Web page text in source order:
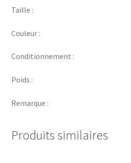
Taille :
Couleur :
Conditionnement :
Poids :
Remarque :
Produits similaires